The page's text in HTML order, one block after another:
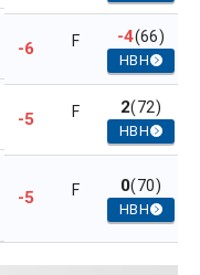
-6 F -4(66)
HBH
-5 F 2(72)
HBH
-5 F 0(70)
HBH